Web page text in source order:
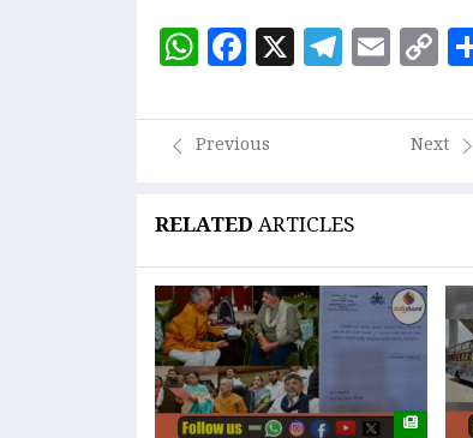
WhatsApp
Facebook
X
Previous Next
RELATEDARTICLES